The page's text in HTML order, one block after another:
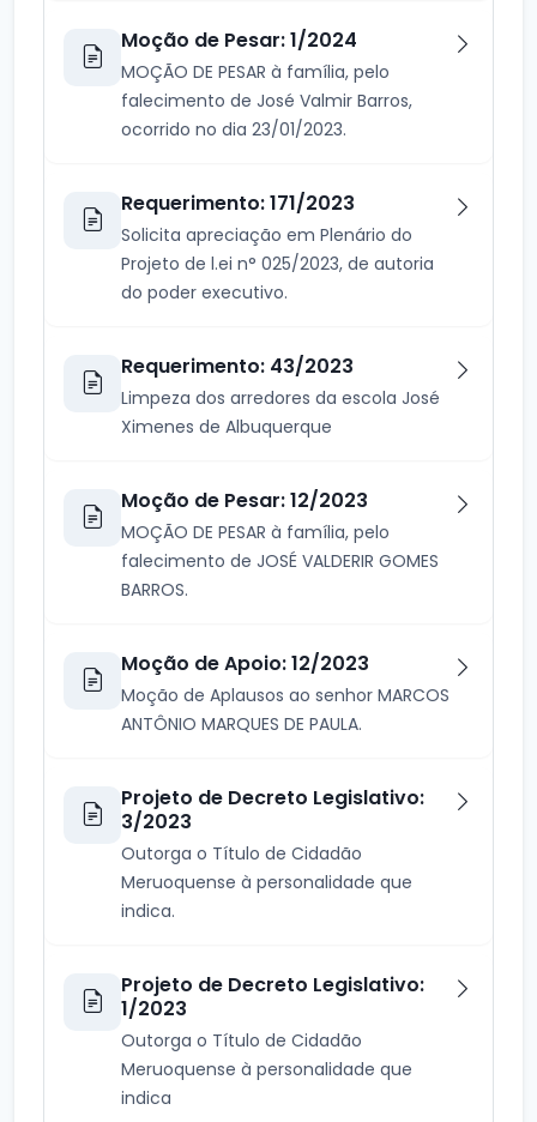
Moção de Pesar: 1/2024
MOÇÃO DE PESAR à família, pelo
falecimento de José Valmir Barros,
ocorrido no dia 23/01/2023.
Requerimento: 171/2023
Solicita apreciação em Plenário do
Projeto de l.ei n° 025/2023, de autoria
do poder executivo.
Requerimento: 43/2023
Limpeza dos arredores da escola José
Ximenes de Albuquerque
Moção de Pesar: 12/2023
MOÇÃO DE PESAR à família, pelo
falecimento de JOSÉ VALDERIR GOMES
BARROS.
Moção de Apoio: 12/2023
Moção de Aplausos ao senhor MARCOS
ANTÔNIO MARQUES DE PAULA.
Projeto de Decreto Legislativo:
3/2023
Outorga o Título de Cidadão
Meruoquense à personalidade que
indica.
Projeto de Decreto Legislativo:
1/2023
Outorga o Título de Cidadão
Meruoquense à personalidade que
indica